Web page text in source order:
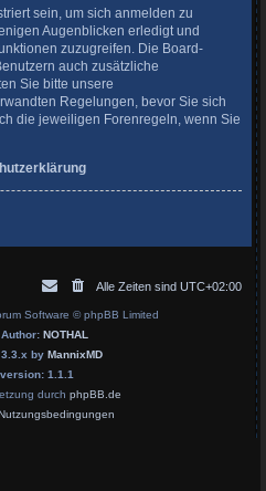
sein, um sich anmelden zu
Augenblicken erledigt und
zuzugreifen. Die Board-
auch zusätzliche
Sie bitte unsere
Regelungen, bevor Sie sich
die jeweiligen Forenregeln, wenn Sie
Alle Zeiten sind UTC+02:00
Software © phpBB Limited
NOTHAL
by MannixMD
1.1.1
durch phpBB.de